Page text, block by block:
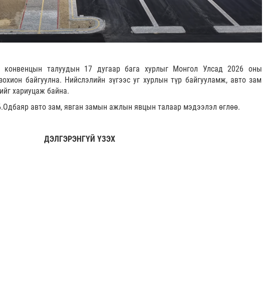
талуудын 17 дугаар бага хурлыг Монгол Улсад 2026 оны
байгуулна. Нийслэлийн зүгээс уг хурлын түр байгууламж, авто зам
хариуцаж байна.
авто зам, явган замын ажлын явцын талаар мэдээлэл өглөө.
ДЭЛГЭРЭНГҮЙ ҮЗЭХ